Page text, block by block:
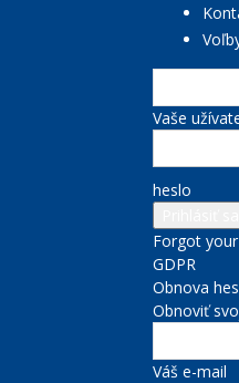
Vaše
heslo
Forgot
GDPR
Obnova
Obnoviť
Váš e-mail